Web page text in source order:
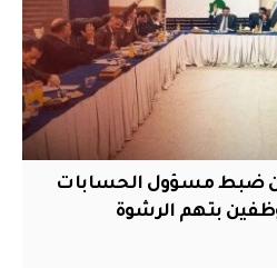
ضبط مسؤول الحسابات
بتهم الرشوة